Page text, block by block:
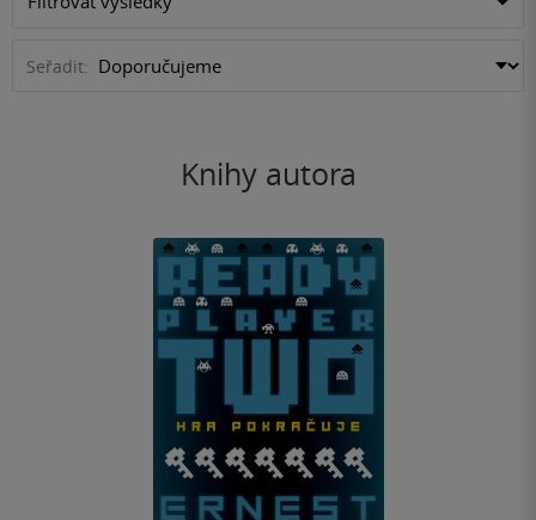
Seřadit:
Knihy autora